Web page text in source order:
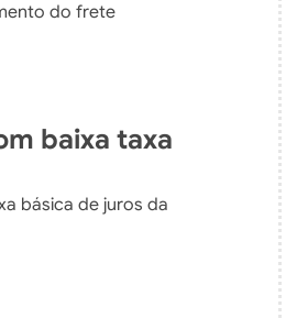
do frete
baixa taxa
básica de juros da